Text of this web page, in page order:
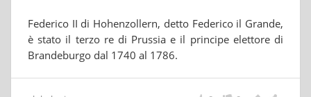
Federico II di Hohenzollern, detto Federico il Grande,
è stato il terzo re di Prussia e il principe elettore di
Brandeburgo dal 1740 al 1786.